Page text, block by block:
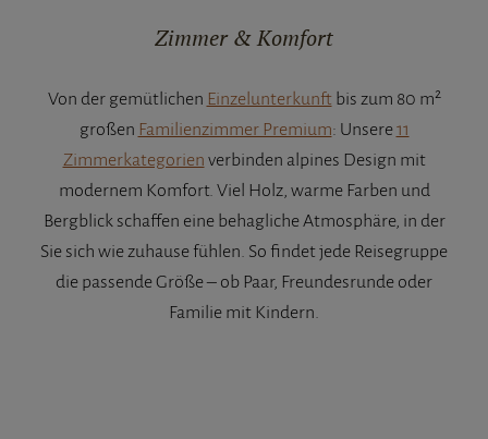
Zimmer & Komfort
Von der gemütlichen Einzelunterkunftbis zum 80 m²
großen Familienzimmer Premium: Unsere11
Zimmerkategorien verbinden alpines Design mit
modernem Komfort. Viel Holz, warme Farben und
Bergblick schaffen eine behagliche Atmosphäre, in der
Sie sich wie zuhause fühlen. So findet jede Reisegruppe
die passende Größe – ob Paar, Freundesrunde oder
Familie mit Kindern.